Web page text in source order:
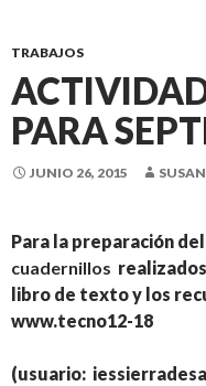
TRABAJOS
PARA
JUNIO 26, 2015
Para la preparación
cuadernillos
libro de texto y los
www.tecno12-18
(usuario: